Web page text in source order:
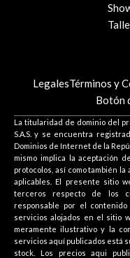
LegalesTérminos y
Botón
La titularidad de dominio del
S.A.S. y se encuentra
Dominios de Internet de la
mismo implica la aceptación
protocolos, así como también
aplicables. El presente sitio
terceros respecto de los
responsable por el
servicios alojados en el sitio
meramente ilustrativo y la
servicios aquí publicados está
stock. Los precios aqui